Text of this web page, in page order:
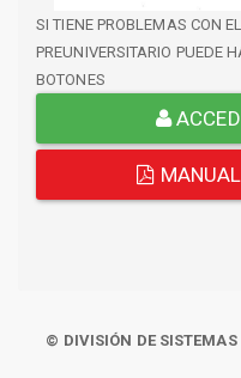
SI TIENE PROBLEMAS CON
PREUNIVERSITARIO PUEDE
BOTONES
© DIVISIÓN DE SISTEMAS